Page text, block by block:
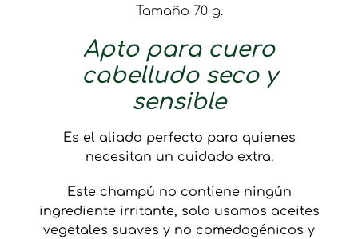
Tamaño 70 g.
Apto para cuero
cabelludo seco y
sensible
Es el aliado perfecto para quienes
necesitan un cuidado extra.
Este champú no contiene ningún
ingrediente irritante, solo usamos aceites
vegetales suaves y no comedogénicos y